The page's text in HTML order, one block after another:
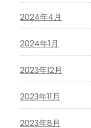
2024年4月
2024年1月
2023年12月
2023年11月
2023年8月